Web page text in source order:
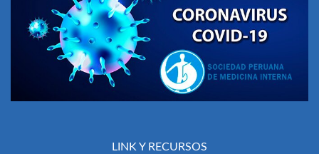
LINK Y RECURSOS